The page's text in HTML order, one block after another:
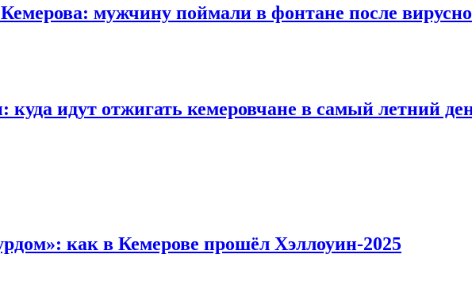
мужчину поймали в фонтане после
идут отжигать кемеровчане в самый летний
как в Кемерове прошёл Хэллоуин-2025